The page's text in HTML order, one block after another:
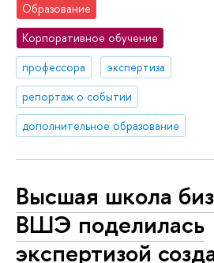
Образование
Корпоративное обучение
профессора
экспертиза
репортаж о событии
дополнительное образование
Высшая школа
ВШЭ поделилась
экспертизой